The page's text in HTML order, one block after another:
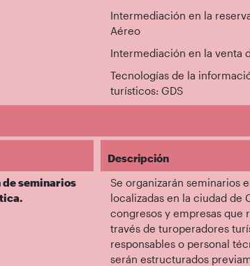
Intermediación en la
Aéreo
Intermediación en la venta
Tecnologías de la
turísticos: GDS
Descripción
seminarios
Se organizarán seminarios
localizadas en la ciudad de
congresos y empresas que
través de turoperadores
responsables o personal
serán estructurados